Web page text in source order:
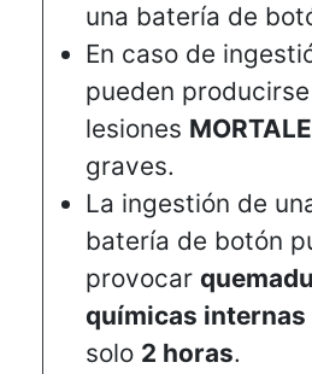
una batería de
En caso de
pueden producirse
lesiones
graves.
La ingestión de
batería de botón
provocar
químicas internas
solo 2 horas.